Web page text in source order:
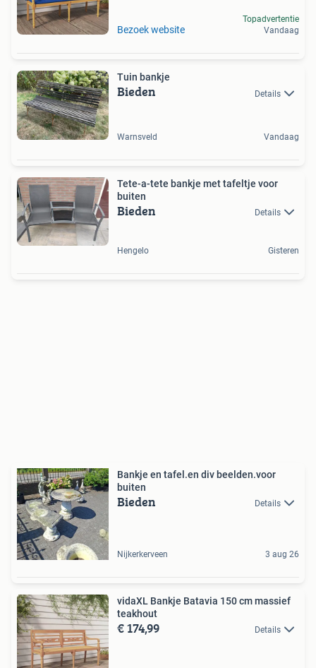
Bezoek website
Topadvertentie
Vandaag
Tuin bankje
Bieden Details
Warnsveld Vandaag
Tete-a-tete bankje met tafeltje voor
buiten
Bieden Details
Hengelo Gisteren
Bankje en tafel.en div beelden.voor
buiten
Bieden Details
Nijkerkerveen 3 aug 26
vidaXL Bankje Batavia 150 cm massief
teakhout
€ 174,99 Details